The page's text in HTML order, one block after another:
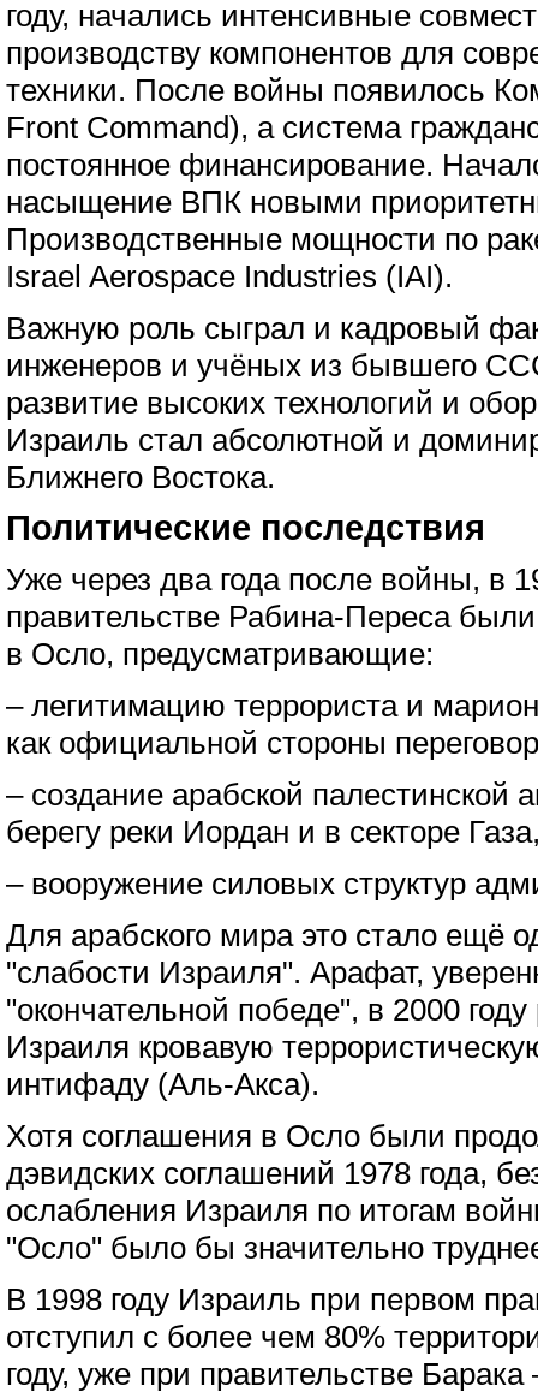
году, начались интенсивные
производству компонентов для
техники. После войны появилось
Front Command), а система
постоянное финансирование.
насыщение ВПК новыми
Производственные мощности по
Israel Aerospace Industries (IAI).
Важную роль сыграл и кадровый
инженеров и учёных из бывшего
развитие высоких технологий и
Израиль стал абсолютной и
Ближнего Востока.
Политические последствия
Уже через два года после войны, в
правительстве Рабина-Переса
в Осло, предусматривающие:
– легитимацию террориста и
как официальной стороны
– создание арабской палестинской
берегу реки Иордан и в секторе
– вооружение силовых структур
Для арабского мира это стало ещё
"слабости Израиля". Арафат,
"окончательной победе", в 2000
Израиля кровавую
интифаду (Аль-Акса).
Хотя соглашения в Осло были
дэвидских соглашений 1978 года,
ослабления Израиля по итогам
"Осло" было бы значительно
В 1998 году Израиль при первом
отступил с более чем 80%
году, уже при правительстве